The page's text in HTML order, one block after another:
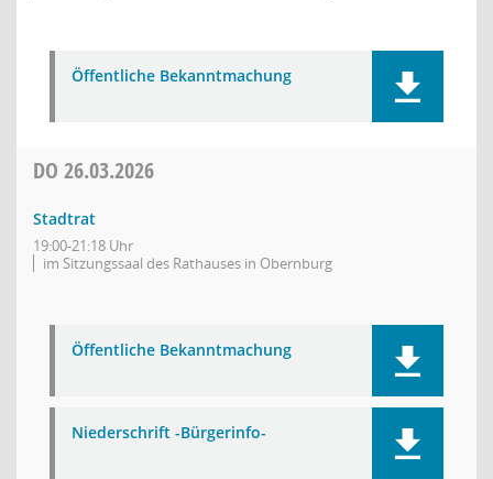
Öffentliche Bekanntmachung
DO 26.03.2026
Stadtrat
19:00-21:18 Uhr
im Sitzungssaal des Rathauses in Obernburg
Öffentliche Bekanntmachung
Niederschrift -Bürgerinfo-